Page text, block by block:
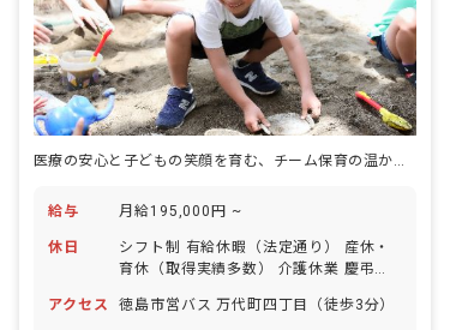
給与 月給195,000円 ~
休日
シフト制 有給休暇（法定通り） 産休・
育休（取得実績多数） 介護休業 慶弔休
日以上の休日を付与）
アクセス 徳島市営バス 万代町四丁目（徒歩3分）